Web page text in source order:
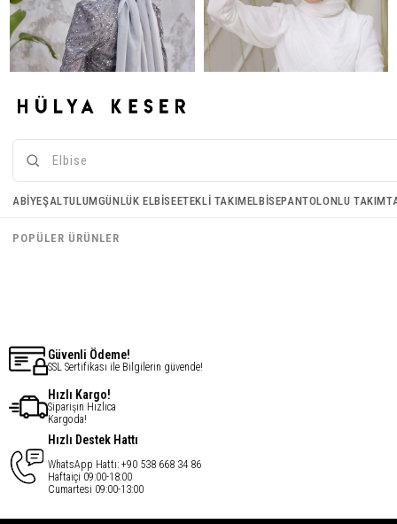
Janjan Kumaş Şal - Gri
€16,43
Janjan Kumaş Şal - Beyaz
Güvenli Ödeme!
SSL Sertifikası ile Bilgilerin güvende!
Hızlı Kargo!
Siparişin Hızlıca
Kargoda!
Hızlı Destek Hattı
WhatsApp Hattı: +90 538 668 34 86
Haftaiçi 09:00-18:00
Cumartesi 09:00-13:00
ABIYEŞALTULUMGÜNLÜK ELBISEETEKLI TAKIMELBISEPANTOLONLU TAKIM
POPÜLER ÜRÜNLER